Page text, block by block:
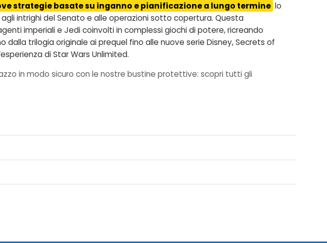
strategie basate su inganno e pianificazione a lungo termine lo
intrighi del Senato e alle operazioni sotto copertura. Questa
imperiali e Jedi coinvolti in complessi giochi di potere, ricreando
trilogia originale ai prequel fino alle nuove serie Disney, Secrets of
di Star Wars Unlimited.
in modo sicuro con le nostre bustine protettive: scopri tutti gli